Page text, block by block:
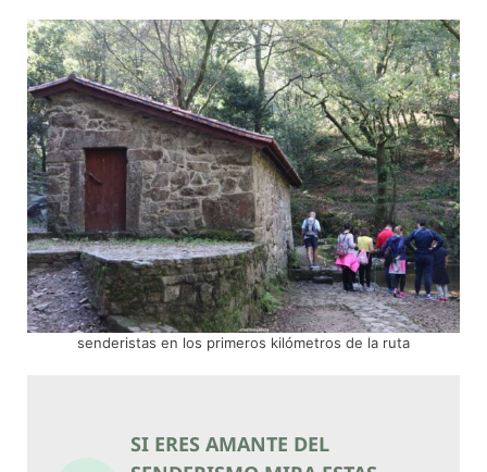
senderistas en los primeros kilómetros de la ruta
SI ERES AMANTE DEL